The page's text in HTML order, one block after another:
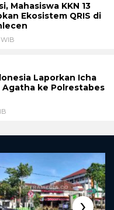
Mahasiswa KKN 13
Ekosistem QRIS di
WIB
Laporkan Icha
Agatha ke Polrestabes